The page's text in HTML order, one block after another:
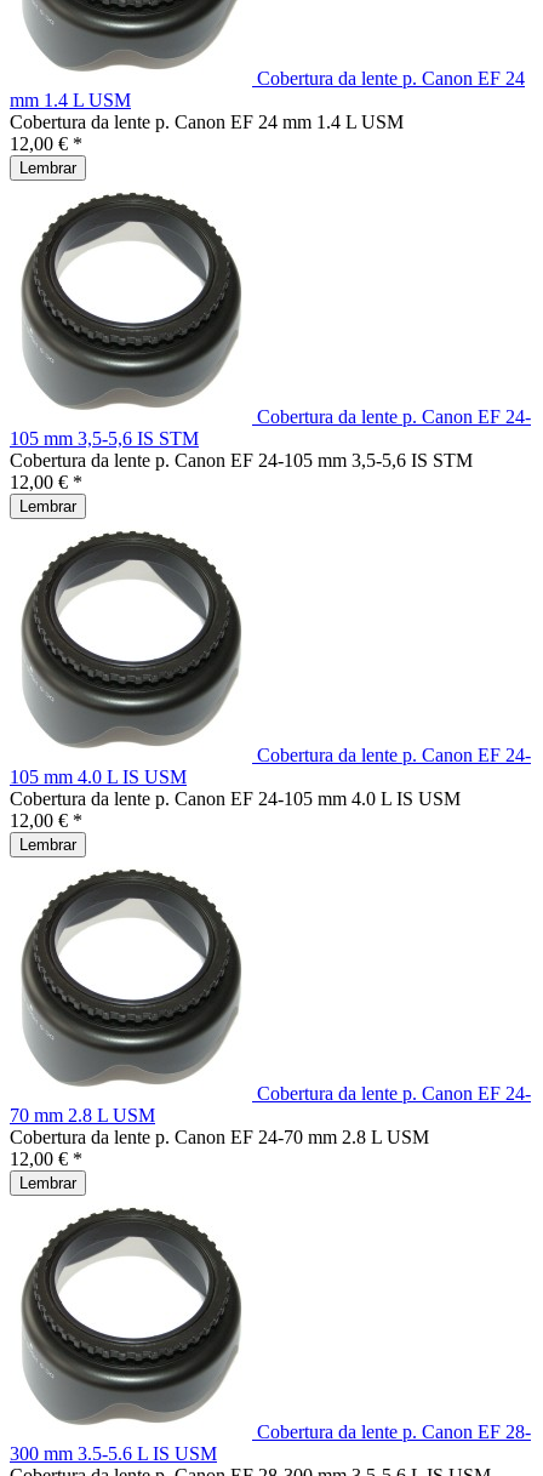
Cobertura da lente p. Canon EF 24
mm 1.4 L USM
Cobertura da lente p. Canon EF 24 mm 1.4 L USM
12,00 € *
Lembrar
Cobertura da lente p. Canon EF 24-
105 mm 3,5-5,6 IS STM
Cobertura da lente p. Canon EF 24-105 mm 3,5-5,6 IS STM
12,00 € *
Lembrar
Cobertura da lente p. Canon EF 24-
105 mm 4.0 L IS USM
Cobertura da lente p. Canon EF 24-105 mm 4.0 L IS USM
12,00 € *
Lembrar
Cobertura da lente p. Canon EF 24-
70 mm 2.8 L USM
Cobertura da lente p. Canon EF 24-70 mm 2.8 L USM
12,00 € *
Lembrar
Cobertura da lente p. Canon EF 28-
300 mm 3.5-5.6 L IS USM